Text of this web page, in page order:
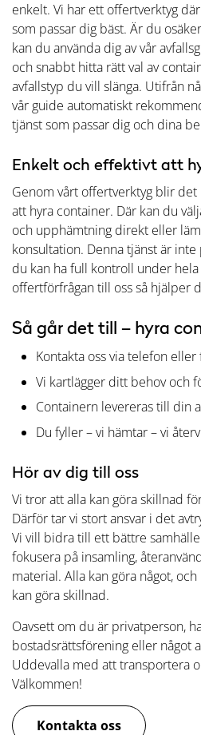
enkelt. Vi har ett offertverktyg
som passar dig bäst. Är du
kan du använda dig av vår
och snabbt hitta rätt val av
avfallstyp du vill slänga. Utifrån
vår guide automatiskt
tjänst som passar dig och dina
Enkelt och effektivt att
Genom vårt offertverktyg blir
att hyra container. Där kan du
och upphämtning direkt eller
konsultation. Denna tjänst är
du kan ha full kontroll under
offertförfrågan till oss så hjälper
Så går det till – hyra
Kontakta oss via telefon
Vi kartlägger ditt behov och
Containern levereras till din
Du fyller – vi hämtar – vi
Hör av dig till oss
Vi tror att alla kan göra skillnad
Därför tar vi stort ansvar i det
Vi vill bidra till ett bättre
fokusera på insamling,
material. Alla kan göra något,
kan göra skillnad.
Oavsett om du är privatperson,
bostadsrättsförening eller något
Uddevalla med att transportera
Välkommen!
Kontakta oss